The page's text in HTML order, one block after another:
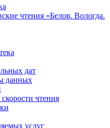
чтения «Белов. Вологда.
дат
данных
чтения
услуг